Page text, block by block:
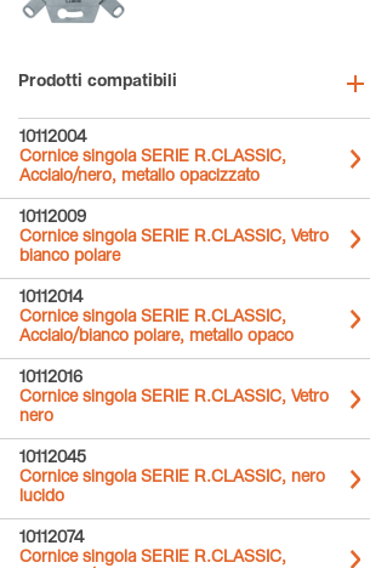
Prodotti compatibili
10112004
Cornice singola SERIE R.CLASSIC,
Acciaio/nero, metallo opacizzato
10112009
Cornice singola SERIE R.CLASSIC, Vetro
bianco polare
10112014
Cornice singola SERIE R.CLASSIC,
Acciaio/bianco polare, metallo opaco
10112016
Cornice singola SERIE R.CLASSIC, Vetro
nero
10112045
Cornice singola SERIE R.CLASSIC, nero
lucido
10112074
Cornice singola SERIE R.CLASSIC,